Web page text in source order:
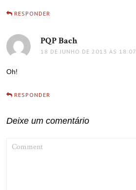
RESPONDER
PQP Bachdisse:
18 DE JUNHO DE 2013 ÀS 18:07
Oh!
RESPONDER
Deixe um comentário